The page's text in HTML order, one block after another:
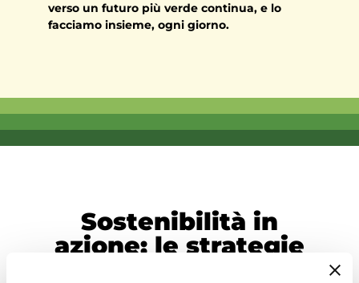
verso un futuro più verde continua, e lo
facciamo insieme, ogni giorno.
Sostenibilità in
azione: le strategie